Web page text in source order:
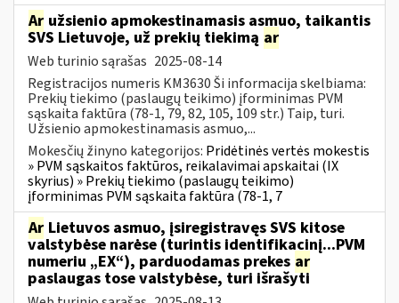
Ar užsienio apmokestinamasis asmuo, taikantis
SVS Lietuvoje, už prekių tiekimą ar
Web turinio sąrašas 2025-08-14
Registracijos numeris KM3630 Ši informacija skelbiama:
Prekių tiekimo (paslaugų teikimo) įforminimas PVM
sąskaita faktūra (78-1, 79, 82, 105, 109 str.) Taip, turi.
Užsienio apmokestinamasis asmuo,...
Mokesčių žinyno kategorijos: Pridėtinės vertės mokestis
» PVM sąskaitos faktūros, reikalavimai apskaitai (IX
skyrius) » Prekių tiekimo (paslaugų teikimo)
įforminimas PVM sąskaita faktūra (78-1, 7
Ar Lietuvos asmuo, įsiregistravęs SVS kitose
valstybėse narėse (turintis identifikacinį...PVM
numeriu „EX“), parduodamas prekes ar
paslaugas tose valstybėse, turi išrašyti